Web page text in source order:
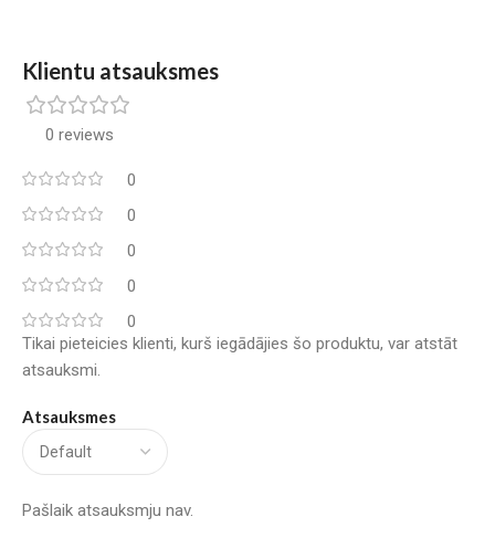
Klientu atsauksmes
0 reviews
0
0
0
0
0
Atsauksmes
Pašlaik atsauksmju nav.
Tikai pieteicies klienti, kurš iegādājies šo produktu, var atstāt
atsauksmi.